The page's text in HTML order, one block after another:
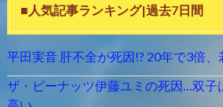
■人気記事ランキング|過去7日間
平田実音 肝不全が死因!? 20年で3倍
ザ・ピーナッツ伊藤ユミの死因…双子
高い